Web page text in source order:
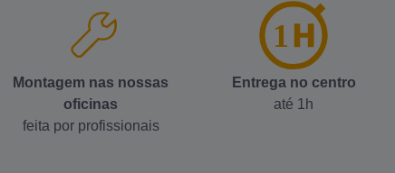
Montagem nas nossas
oficinas
feita por profissionais
1
Entrega no centro
até 1h